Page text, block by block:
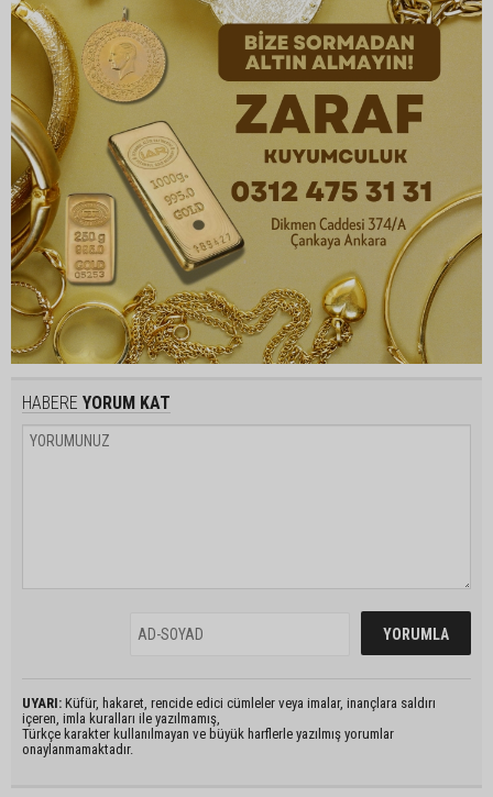
HABERE YORUM KAT
UYARI: Küfür, hakaret, rencide edici cümleler veya imalar, inançlara saldırı
içeren, imla kuralları ile yazılmamış,
Türkçe karakter kullanılmayan ve büyük harflerle yazılmış yorumlar
onaylanmamaktadır.